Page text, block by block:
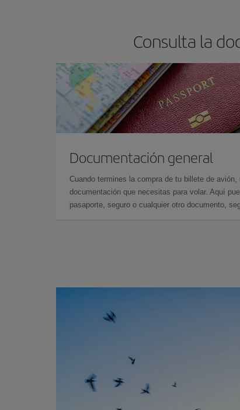
Consulta la
Documentación general
Cuando termines la compra de tu billete de avión,
documentación que necesitas para volar. Aquí
pasaporte, seguro o cualquier otro documento,